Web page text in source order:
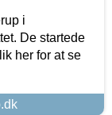
i
De startede
her for at se